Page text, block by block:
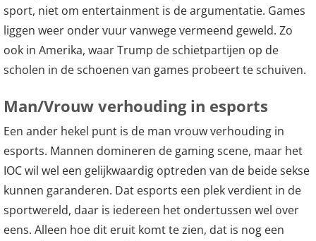
sport, niet om entertainment is de argumentatie. Games
liggen weer onder vuur vanwege vermeend geweld. Zo
ook in Amerika, waar Trump de schietpartijen op de
scholen in de schoenen van games probeert te schuiven.
Man/Vrouw verhouding in esports
Een ander hekel punt is de man vrouw verhouding in
esports. Mannen domineren de gaming scene, maar het
IOC wil wel een gelijkwaardig optreden van de beide sekse
kunnen garanderen. Dat esports een plek verdient in de
sportwereld, daar is iedereen het ondertussen wel over
eens. Alleen hoe dit eruit komt te zien, dat is nog een